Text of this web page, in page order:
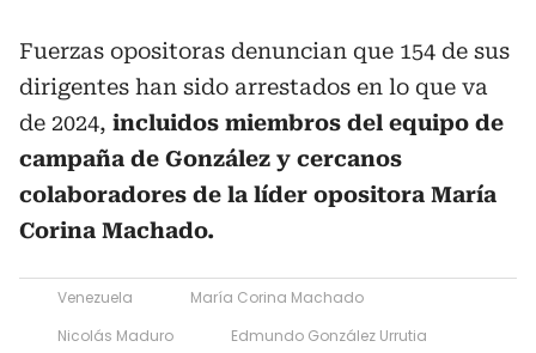
Fuerzas opositoras denuncian que 154 de sus
dirigentes han sido arrestados en lo que va
de 2024, incluidos miembros del equipo de
campaña de González y cercanos
colaboradores de la líder opositora María
Corina Machado.
Venezuela
María Corina Machado
Nicolás Maduro
Edmundo González Urrutia